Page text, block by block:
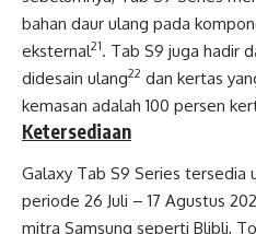
bahan daur ulang pada
eksternal21. Tab S9 juga hadir
didesain ulang22 dan kertas
kemasan adalah 100 persen
Ketersediaan
Galaxy Tab S9 Series tersedia
periode 26 Juli – 17 Agustus
mitra Samsung seperti Blibli,